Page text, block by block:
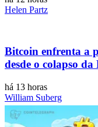
Helen Partz
Bitcoin enfrenta a
desde o colapso
há 13 horas
William Suberg